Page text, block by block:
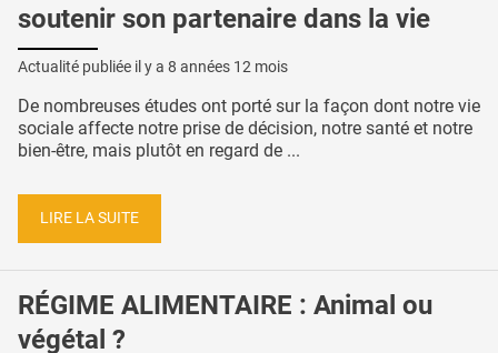
soutenir son partenaire dans la vie
Actualité publiée il y a 8 années 12 mois
De nombreuses études ont porté sur la façon dont notre vie
sociale affecte notre prise de décision, notre santé et notre
bien-être, mais plutôt en regard de ...
LIRE LA SUITE
RÉGIME ALIMENTAIRE : Animal ou
végétal ?